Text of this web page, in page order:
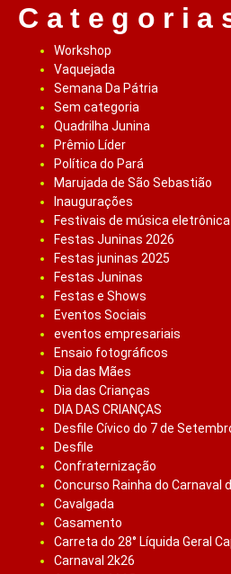
Workshop
Vaquejada
Semana Da Pátria
Sem categoria
Quadrilha Junina
Prêmio Líder
Política do Pará
Marujada de São Sebastião
Inaugurações
Festivais de música eletrônica
Festas Juninas 2026
Festas juninas 2025
Festas Juninas
Festas e Shows
Eventos Sociais
eventos empresariais
Ensaio fotográficos
Dia das Mães
Dia das Crianças
DIA DAS CRIANÇAS
Desfile Cívico do 7 de
Desfile
Confraternização
Concurso Rainha do Carnaval
Cavalgada
Casamento
Carreta do 28° Líquida Geral
Carnaval 2k26